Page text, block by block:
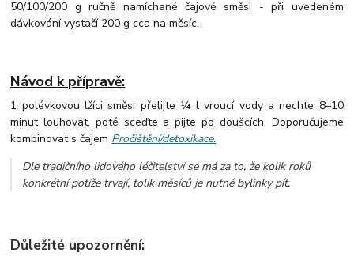
50/100/200 g ručně namíchané čajové směsi - při uvedeném
dávkování vystačí 200 g cca na měsíc.
Návod k přípravě:
1 polévkovou lžíci směsi přelijte ¼ l vroucí vody a nechte 8–10
minut louhovat, poté sceďte a pijte po doušcích. Doporučujeme
kombinovat s čajem Pročištění/detoxikace.
Dle tradičního lidového léčitelství se má za to, že kolik roků
konkrétní potíže trvají, tolik měsíců je nutné bylinky pít.
Důležité upozornění: